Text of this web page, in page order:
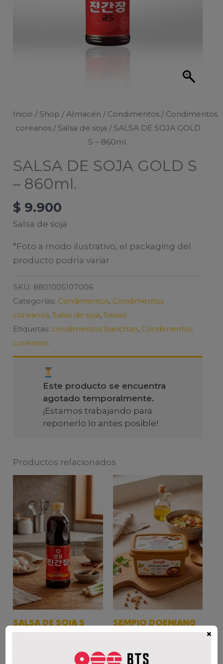
Inicio / Shop /Almacén / Condimentos / Condimentos
coreanos/ Salsa de soja / SALSA DE SOJA GOLD
S – 860ml.
SALSA DE SOJA GOLD S
– 860ml.
$ 9.900
Salsa de soja
*Foto a modo ilustrativo, el packaging del
producto podría variar
SKU: 8801005107006
Categorías: Condimentos, Condimentos
coreanos,Salsa de soja,Salsas
Etiquetas: condimentos banchan, Condimentos
coreanos
Este producto se encuentra
agotado temporalmente.
¡Estamos trabajando para
reponerlo lo antes posible!
Productos relacionados
SALSA DE SOJA S
SEMPIO DOENJANG
$9.600
×